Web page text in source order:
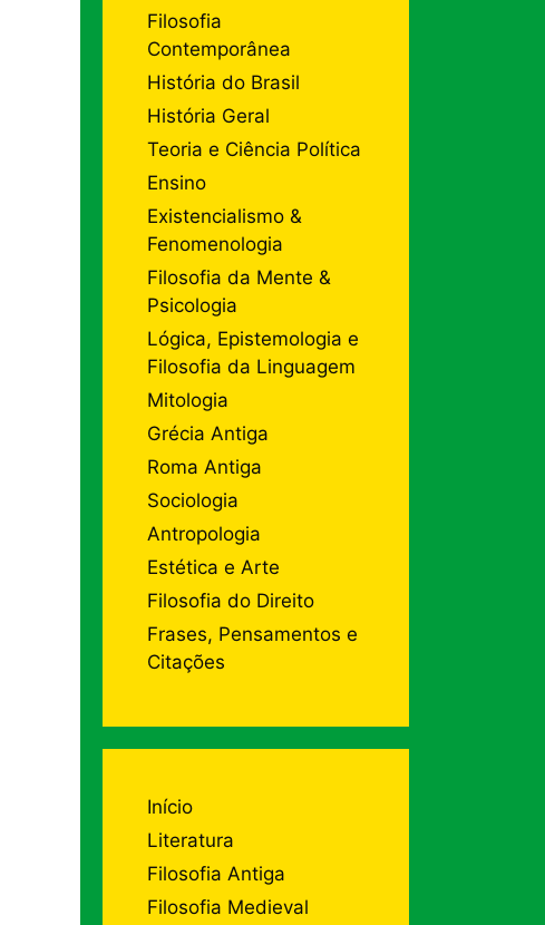
Filosofia
Contemporânea
História do Brasil
História Geral
Teoria e Ciência Política
Ensino
Existencialismo &
Fenomenologia
Filosofia da Mente &
Psicologia
Lógica, Epistemologia e
Filosofia da Linguagem
Mitologia
Grécia Antiga
Roma Antiga
Sociologia
Antropologia
Estética e Arte
Filosofia do Direito
Frases, Pensamentos e
Citações
Início
Literatura
Filosofia Antiga
Filosofia Medieval